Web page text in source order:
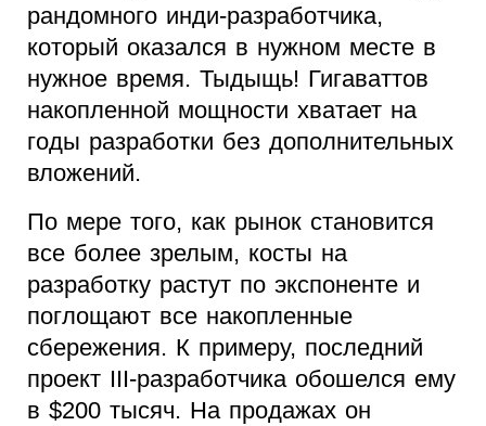
рандомного инди-разработчика,
который оказался в нужном месте в
нужное время. Тыдыщь! Гигаваттов
накопленной мощности хватает на
годы разработки без дополнительных
вложений.
По мере того, как рынок становится
все более зрелым, косты на
разработку растут по экспоненте и
поглощают все накопленные
сбережения. К примеру, последний
проект III-разработчика обошелся ему
в $200 тысяч. На продажах он